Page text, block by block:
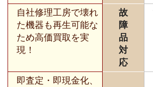
自社修理工房で壊れ
た機器も再生可能な
ため高価買取を実
現！
故
障
品
対
応
即査定・即現金化、